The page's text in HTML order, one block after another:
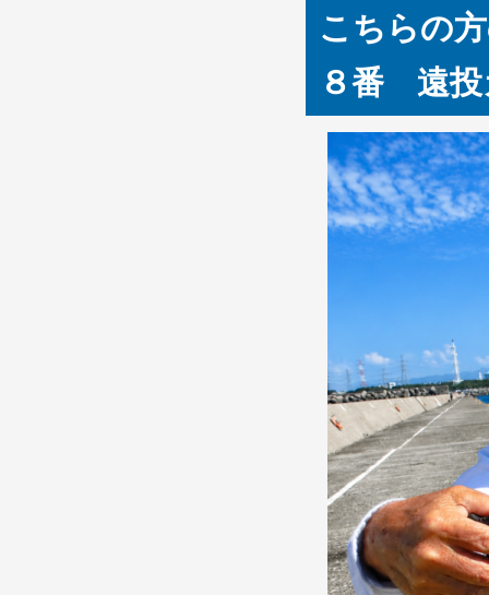
こちらの
８番 遠投